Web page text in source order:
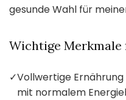
gesunde Wahl für
Wichtige
✓Vollwertige
mit normalem